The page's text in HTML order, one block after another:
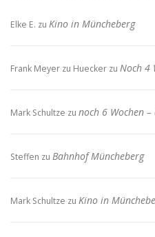
Elke E. zu Kino in Müncheberg
Frank Meyer zu Huecker zu Noch 4
Mark Schultze zu noch 6 Wochen
Steffen zu Bahnhof Müncheberg
Mark Schultze zu Kino in